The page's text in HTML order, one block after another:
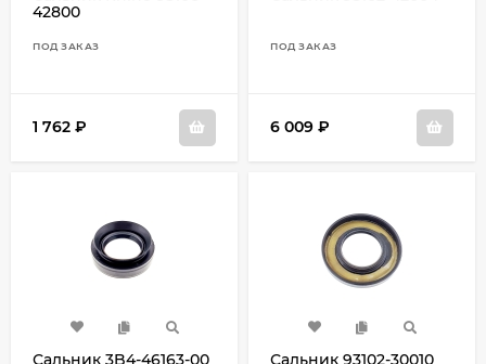
42800
ПОД ЗАКАЗ
1 762 ₽
ПОД ЗАКАЗ
6 009 ₽
Сальник 3B4-46163-00 Сальник 93102-30010